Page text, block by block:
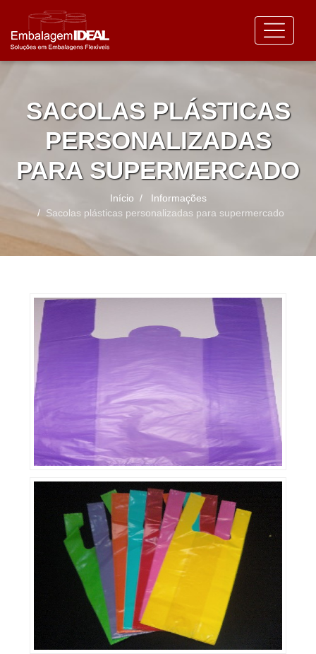
SACOLAS PLÁSTICAS
PERSONALIZADAS
PARA SUPERMERCADO
Início
Informações
Sacolas plásticas personalizadas para supermercado